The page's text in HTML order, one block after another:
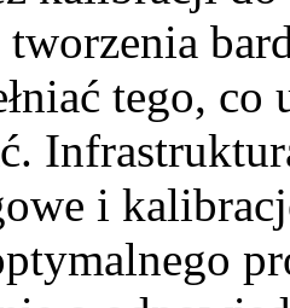
tworzenia
tego,
i